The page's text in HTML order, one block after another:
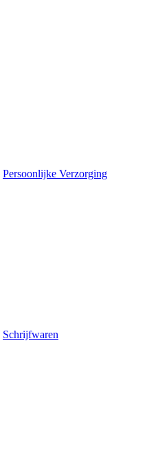
Persoonlijke Verzorging
Schrijfwaren